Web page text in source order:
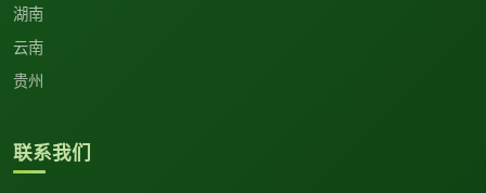
湖南
云南
贵州
联系我们